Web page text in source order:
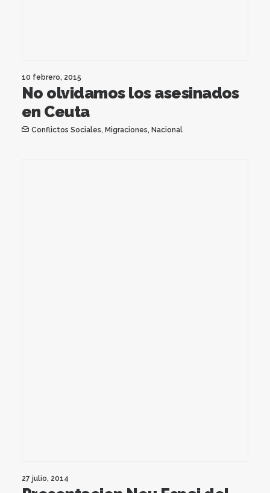
10 febrero, 2015
No olvidamos los asesinados
en Ceuta
Conflictos Sociales, Migraciones, Nacional
27 julio, 2014